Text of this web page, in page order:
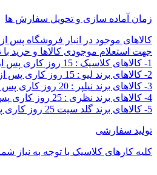
زمان آماده سازی و تحویل سفارش ها
کالاهای موجود در انبار فروشگاه پس
جهت استعلام موجودی کالاها و خرید با تعداد بالا با
1- کالاهای کلاسیک : 15 روز کاری پس از خرید
2- کالاهای برند لیو : 15 روز کاری پس از خرید
3- کالاهای برند نیلپر : 20 روز کاری پس از خرید
4- کالاهای برند نظری : 25 روز کاری پس از خرید
5- کالاهای برند گلد سیت 25 روز کاری پس از خرید
تولید سفارشی
کلیه کارهای کلاسیک با توجه به نیاز